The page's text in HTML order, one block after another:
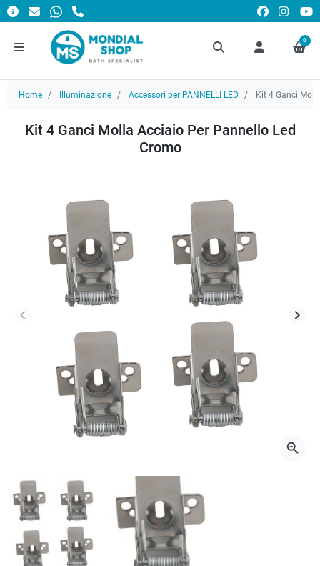
0
Home Illuminazione Accessori per PANNELLI LED Kit 4 Ganci
Kit 4 Ganci Molla Acciaio Per Pannello Led
Cromo
Precedente
keyboard_arrow_left keyboard_arrow_right
zoom_in